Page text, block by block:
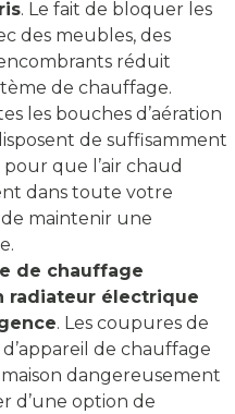
. Le fait de bloquer les
des meubles, des
réduit
de chauffage.
les bouches d’aération
de suffisamment
que l’air chaud
dans toute votre
maintenir une
de chauffage
radiateur électrique
. Les coupures de
de chauffage
dangereusement
d’une option de